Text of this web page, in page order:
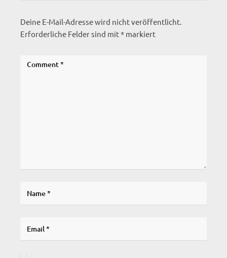
Deine E-Mail-Adresse wird nicht veröffentlicht.
Erforderliche Felder sind mit* markiert